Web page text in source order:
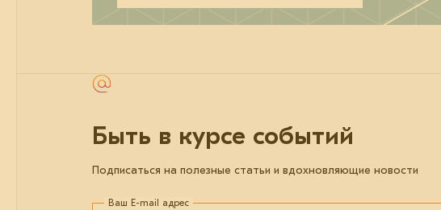
Быть в курсе событий
Подписаться на полезные статьи и вдохновляющие новости
Ваш E-mail адрес